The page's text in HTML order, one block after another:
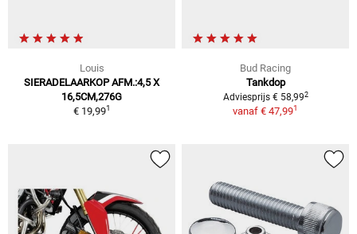
Louis
SIERADELAARKOP AFM.:4,5 X
16,5CM,276G
€ 19,991
Bud Racing
Tankdop
Adviesprijs € 58,992
vanaf € 47,991